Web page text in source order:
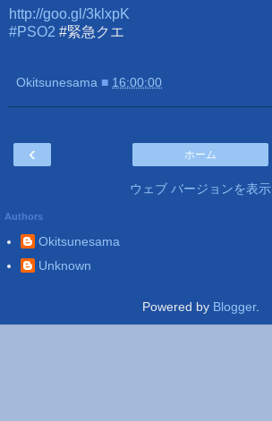
http://goo.gl/3klxpK
#PSO2 #緊急クエ
Okitsunesama ■ 16:00:00
‹ ホーム
ウェブ バージョンを表示
Authors
Okitsunesama
Unknown
Powered by Blogger.